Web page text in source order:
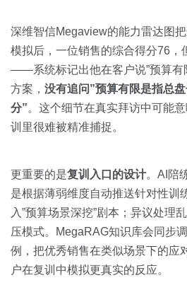
深维智信Megaview的能力雷达图
模拟后，一位销售的综合得分76，
——系统标记出他在客户说”预算有
方案， 没有追问”预算有限是指总
分”。这个细节在真实拜访中可能
训里很难被精准捕捉。
更重要的是复训入口的设计。AI陪
是根据薄弱维度自动推送针对性训
入”预算场景深挖”剧本；异议处理
压模式。MegaRAG知识库会同步
例，把优秀销售在类似场景下的应
户在复训中模拟更真实的反应。